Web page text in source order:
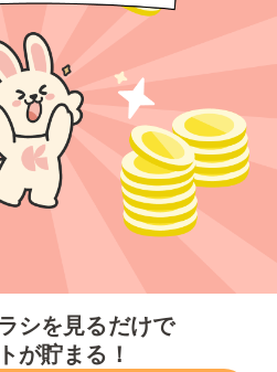
シを見るだけで
が貯まる！